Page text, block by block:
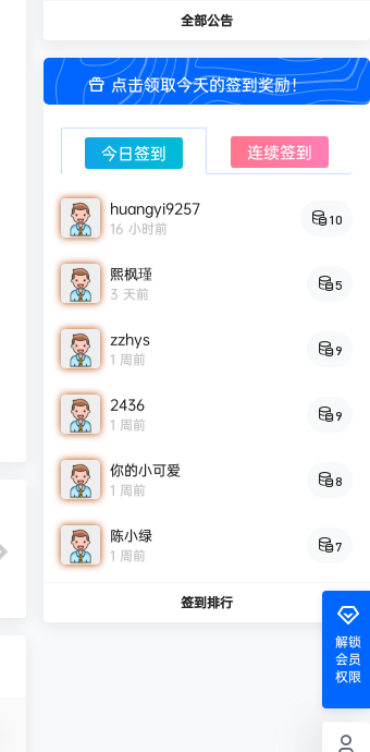
全部公告
点击领取今天的签到奖励！
今日签到 连续签到
huangyi9257
16 小时前 10
熙枫瑾
3 天前 5
zzhys
1 周前 9
2436
1 周前 9
你的小可爱
1 周前 8
陈小绿
1 周前 7
签到排行
解锁
会员
权限